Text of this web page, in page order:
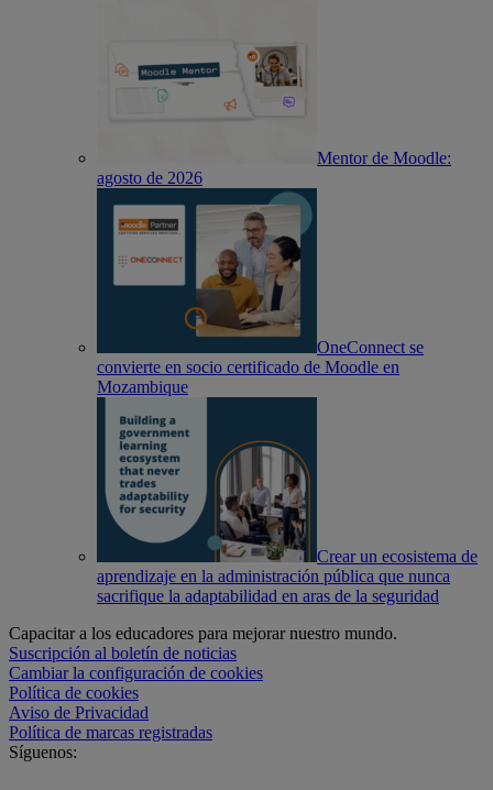
Mentor de Moodle:
agosto de 2026
OneConnect se
convierte en socio certificado de Moodle en
Mozambique
Crear un ecosistema de
aprendizaje en la administración pública que nunca
sacrifique la adaptabilidad en aras de la seguridad
Capacitar a los educadores para mejorar nuestro mundo.
Suscripción al boletín de noticias
Cambiar la configuración de cookies
Política de cookies
Aviso de Privacidad
Política de marcas registradas
Síguenos: